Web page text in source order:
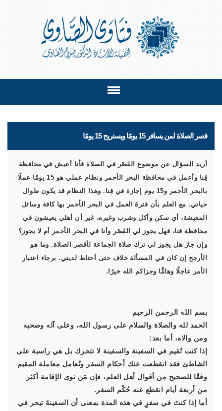
قصر الصلاة لمن يسافر 15 يومًا ويستريح 15 يومًا
أريد السؤال عن موضوع القَصْر في الصلاة فأنا أعيش في محافظة
قِنا وأعمل في محافظة البحر الأحمر ونظام عملي هو 15 يومًا عملًا
بالبحر الأحمر و15 يوم إجازة في قِنا. وهذا النظام قد يكون طوال
حياتي. مع العلم بأن فترةَ العمل في البحر الأحمر بها كافة وسائل
المعيشة، أي سكن وأكل وشرب وغيره، غير أن أهلي يعيشون في
محافظة قنا، فهل يجوز لي القَصْر وأنا في البحر الأحمر أم لا يجوز؟
وإن جاز هل يجوز لي ترك صلاة الجماعة لأقصر الصلاة. وما هو
الأرجح إن كان في المسألة خلاف حتى أحتاط لديني. برجاء اعتبار
الأمر عاجلًا وهامًّا وجزاكم الله خيرًا.
بسم الله الرحمن الرحيم
الحمد لله والصلاة والسلام على رسول الله، وعلى آله وصحبه
ومن والاه، أما بعد:
إذا كنت تُقيم في السفينة والسفينة لا تتحرك بل هي راسية على
الشاطئ فقد انقطعت عنك أحكام السفر وتُعامل معاملة المقيم
وفقًا للصحيح من أقوال أهل العلم، فإن مَن نوى الإقامة أكثر
من أربعة أيام انقطع عنه حُكْم السفر.
أما إذا كنتَ في سفرٍ في هذه المدة بمعنى أن السفينةَ تبحر في